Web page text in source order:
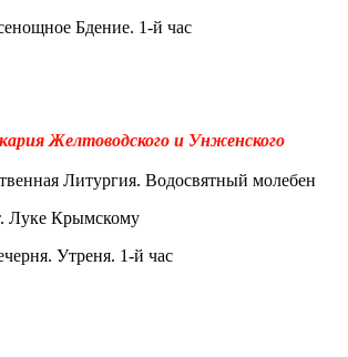
Бдение. 1-й час
Желтоводского и Унженского
Литургия. Водосвятный молебен
Луке Крымскому
Утреня. 1-й час